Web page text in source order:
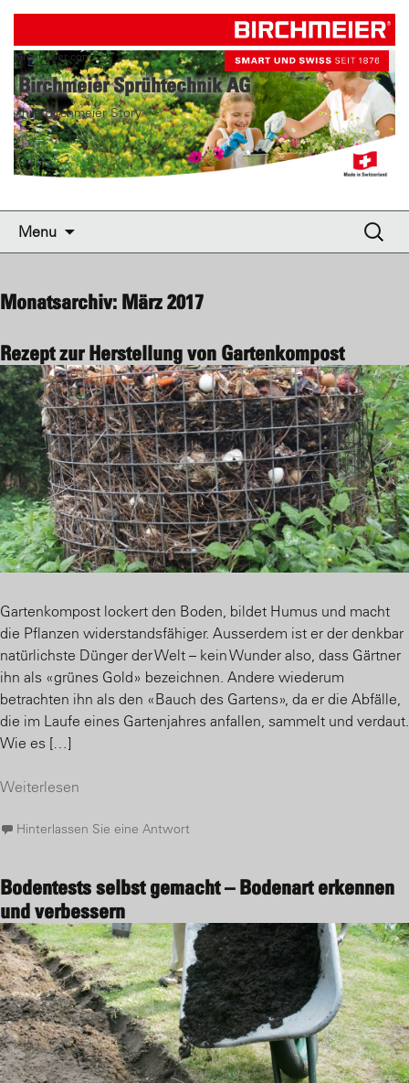
Birchmeier Sprühtechnik AG
Ihre Birchmeier Story
birchmeier.com
Menu
Suche
nach:
Monatsarchiv: März 2017
Rezept zur Herstellung von Gartenkompost
Gartenkompost lockert den Boden, bildet Humus und macht
die Pflanzen widerstandsfähiger. Ausserdem ist er der denkbar
natürlichste Dünger der Welt – kein Wunder also, dass Gärtner
ihn als «grünes Gold» bezeichnen. Andere wiederum
betrachten ihn als den «Bauch des Gartens», da er die Abfälle,
die im Laufe eines Gartenjahres anfallen, sammelt und verdaut.
Wie es […]
Weiterlesen
Hinterlassen Sie eine Antwort
Bodentests selbst gemacht – Bodenart erkennen
und verbessern